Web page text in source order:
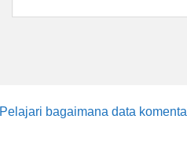
Pelajari bagaimana data